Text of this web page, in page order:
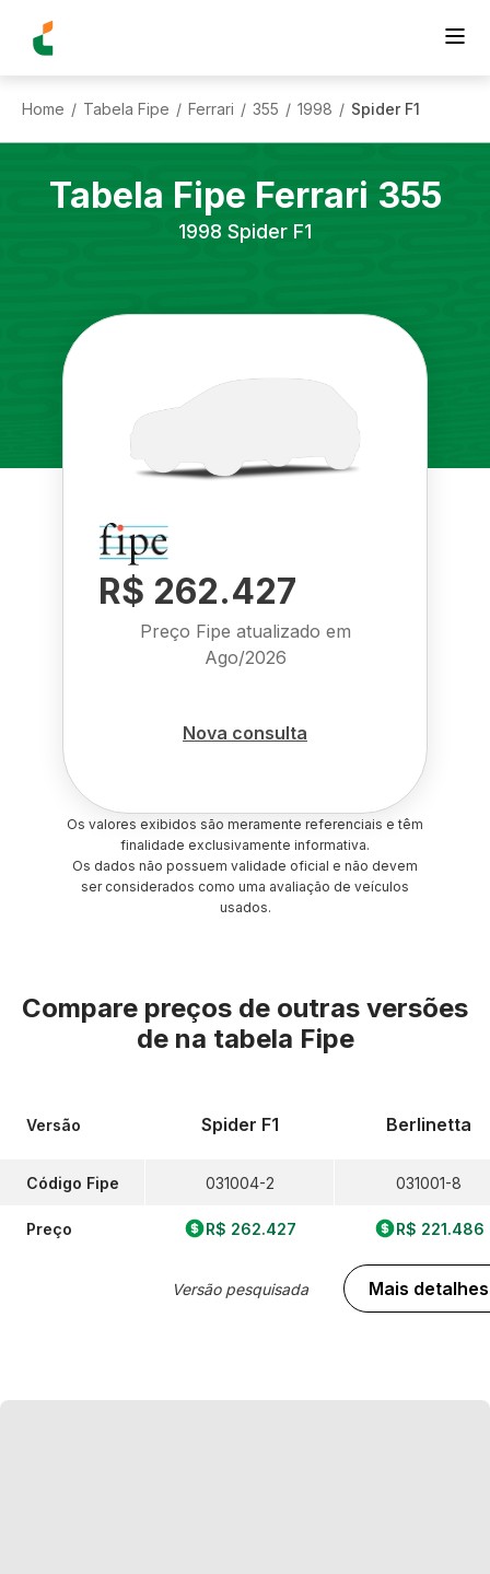
Home / Tabela Fipe / Ferrari / 355 / 1998 / Spider F1
Tabela Fipe Ferrari 355
1998 Spider F1
R$ 262.427
Preço Fipe atualizado em
Ago/2026
Nova consulta
Os valores exibidos são meramente referenciais e têm
finalidade exclusivamente informativa.
Os dados não possuem validade oficial e não devem
ser considerados como uma avaliação de veículos
usados.
Compare preços de outras versões
de na tabela Fipe
Versão
Código Fipe
Preço
Spider F1
031004-2
R$ 262.427
Versão pesquisada
Berlinetta
031001-8
R$ 221.486
Mais detalhes